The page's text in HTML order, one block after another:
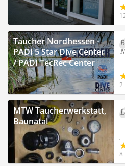
Taucher Nordhessen -
PADI 5 Star Dive Center
/ PADI TecRec Center
2
MTW Taucherwerkstatt,
Baunatal
8